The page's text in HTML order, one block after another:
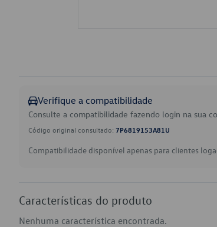
Verifique a compatibilidade
Consulte a compatibilidade fazendo login na sua
Código original consultado: 7P6819153A81U
Compatibilidade disponível apenas para clientes
Características do produto
Nenhuma característica encontrada.